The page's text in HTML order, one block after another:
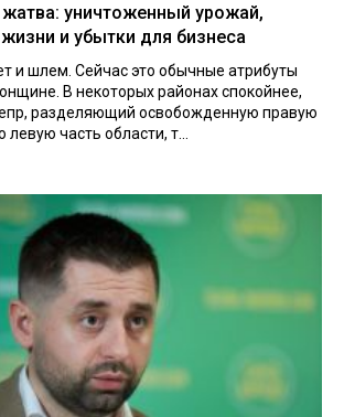
уничтоженный урожай,
и убытки для бизнеса
и шлем. Сейчас это обычные атрибуты
В некоторых районах спокойнее,
разделяющий освобожденную правую
часть области, т...